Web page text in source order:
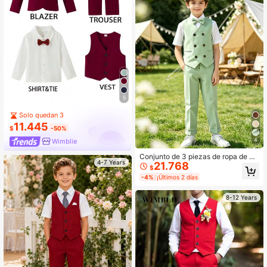
5
Solo quedan 3
$11.445 -50%
Wimblie
4-7 Years
4
Conjunto de 3 piezas de ropa de ac
tuación para niños, traje formal para
niños, conjunto de paje para boda,
banquete, estilo británico (chaleco
+ pantalones + corbata de moño)
$21.768
-4% ¡Últimos 2 días
8-12 Years